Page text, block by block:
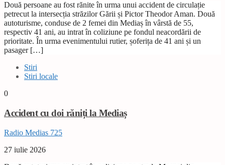
Două persoane au fost rănite în urma unui accident de circulație
petrecut la intersecția străzilor Gării și Pictor Theodor Aman. Două
autoturisme, conduse de 2 femei din Mediaș în vârstă de 55,
respectiv 41 ani, au intrat în coliziune pe fondul neacordării de
prioritate. În urma evenimentului rutier, șoferița de 41 ani și un
pasager […]
Stiri
Stiri locale
0
Accident cu doi răniți la Mediaș
Radio Medias 725
27 iulie 2026